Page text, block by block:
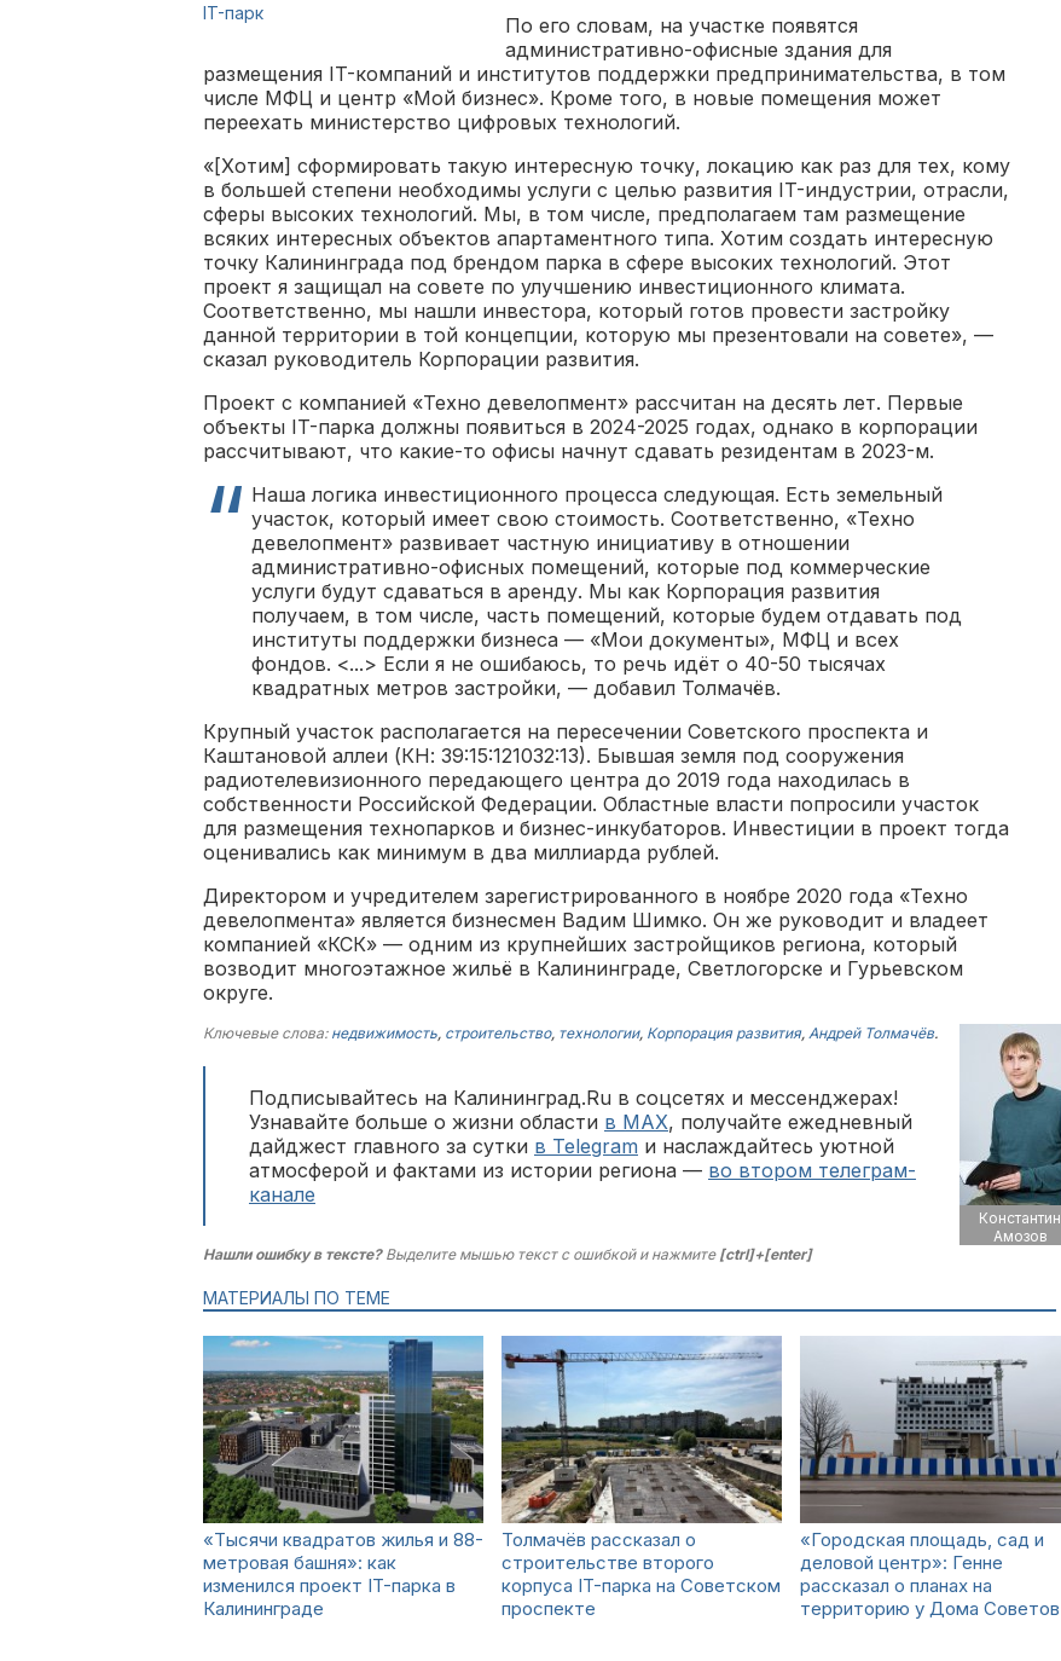
IT-парк
По его словам, на участке появятся
административно-офисные здания для
размещения IT-компаний и институтов поддержки предпринимательства, в том
числе МФЦ и центр «Мой бизнес». Кроме того, в новые помещения может
переехать министерство цифровых технологий.
«[Хотим] сформировать такую интересную точку, локацию как раз для тех, кому
в большей степени необходимы услуги с целью развития IT-индустрии, отрасли,
сферы высоких технологий. Мы, в том числе, предполагаем там размещение
всяких интересных объектов апартаментного типа. Хотим создать интересную
точку Калининграда под брендом парка в сфере высоких технологий. Этот
проект я защищал на совете по улучшению инвестиционного климата.
Соответственно, мы нашли инвестора, который готов провести застройку
данной территории в той концепции, которую мы презентовали на совете», —
сказал руководитель Корпорации развития.
Проект с компанией «Техно девелопмент» рассчитан на десять лет. Первые
объекты IT-парка должны появиться в 2024-2025 годах, однако в корпорации
рассчитывают, что какие-то офисы начнут сдавать резидентам в 2023-м.
Наша логика инвестиционного процесса следующая. Есть земельный
участок, который имеет свою стоимость. Соответственно, «Техно
девелопмент» развивает частную инициативу в отношении
административно-офисных помещений, которые под коммерческие
услуги будут сдаваться в аренду. Мы как Корпорация развития
получаем, в том числе, часть помещений, которые будем отдавать под
институты поддержки бизнеса — «Мои документы», МФЦ и всех
фондов. <...> Если я не ошибаюсь, то речь идёт о 40-50 тысячах
квадратных метров застройки, — добавил Толмачёв.
Крупный участок располагается на пересечении Советского проспекта и
Каштановой аллеи (КН: 39:15:121032:13). Бывшая земля под сооружения
радиотелевизионного передающего центра до 2019 года находилась в
собственности Российской Федерации. Областные власти попросили участок
для размещения технопарков и бизнес-инкубаторов. Инвестиции в проект тогда
оценивались как минимум в два миллиарда рублей.
Директором и учредителем зарегистрированного в ноябре 2020 года «Техно
девелопмента» является бизнесмен Вадим Шимко. Он же руководит и владеет
компанией «КСК» — одним из крупнейших застройщиков региона, который
возводит многоэтажное жильё в Калининграде, Светлогорске и Гурьевском
округе.
Константин
Амозов
Ключевые слова: недвижимость, строительство, технологии, Корпорация развития, Андрей Толмачёв.
Подписывайтесь на Калининград.Ru в соцсетях и мессенджерах!
Узнавайте больше о жизни области в MAX, получайте ежедневный
дайджест главного за сутки в Telegram и наслаждайтесь уютной
атмосферой и фактами из истории региона — во втором телеграм-
канале
Нашли ошибку в тексте?Выделите мышью текст с ошибкой и нажмите [ctrl]+[enter]
МАТЕРИАЛЫ ПО ТЕМЕ
«Тысячи квадратов жилья и 88-
метровая башня»: как
изменился проект IT-парка в
Калининграде
Толмачёв рассказал о
строительстве второго
корпуса IT-парка на Советском
проспекте
«Городская площадь, сад и
деловой центр»: Генне
рассказал о планах на
территорию у Дома Советов